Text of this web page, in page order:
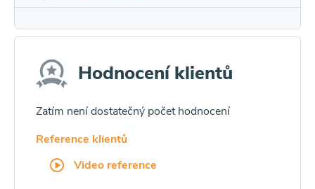
Hodnocení klientů
Zatím není dostatečný počet hodnocení
Reference klientů
Video reference